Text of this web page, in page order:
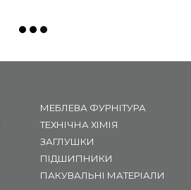
МЕБЛЕВА ФУРНІТУРА
ТЕХНІЧНА ХІМІЯ
ЗАГЛУШКИ
ПІДШИПНИКИ
ПАКУВАЛЬНІ МАТЕРІАЛИ